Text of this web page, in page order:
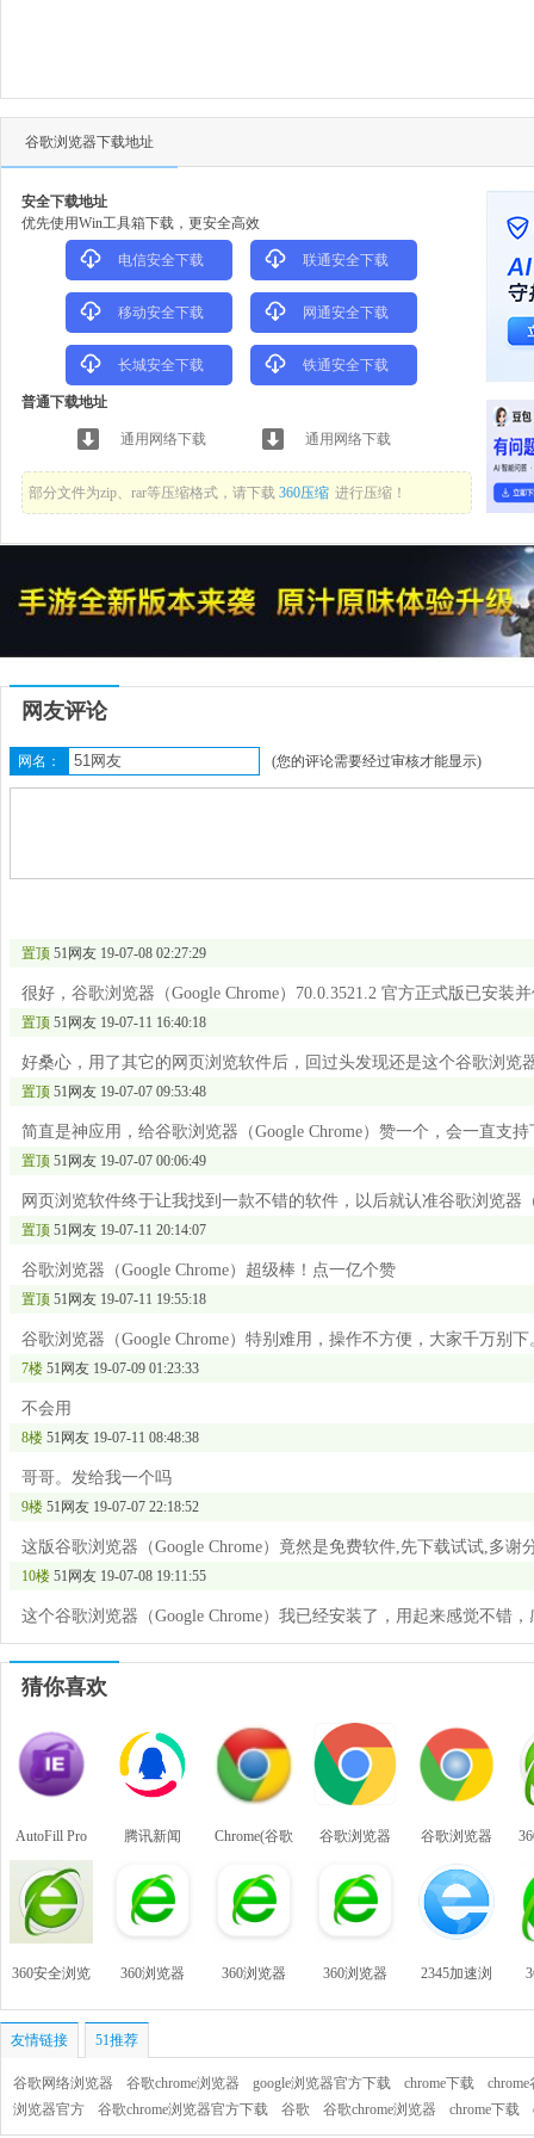
谷歌浏览器下载地址
安全下载地址
优先使用Win工具箱下载，更安全高效
电信安全下载 联通安全下载
移动安全下载 网通安全下载
长城安全下载 铁通安全下载
普通下载地址
通用网络下载 通用网络下载
部分文件为zip、rar等压缩格式，请下载 360压缩 进行压缩！
网友评论
网名： (您的评论需要经过审核才能显示)
置顶 51网友 19-07-08 02:27:29
很好，谷歌浏览器（Google Chrome）70.0.3521.2 官方正式版已安装
置顶 51网友 19-07-11 16:40:18
好桑心，用了其它的网页浏览软件后，回过头发现还是这个谷歌浏览
置顶 51网友 19-07-07 09:53:48
简直是神应用，给谷歌浏览器（Google Chrome）赞一个，会一直支
置顶 51网友 19-07-07 00:06:49
网页浏览软件终于让我找到一款不错的软件，以后就认准谷歌浏览器
置顶 51网友 19-07-11 20:14:07
谷歌浏览器（Google Chrome）超级棒！点一亿个赞
置顶 51网友 19-07-11 19:55:18
谷歌浏览器（Google Chrome）特别难用，操作不方便，大家千万别下
7楼 51网友 19-07-09 01:23:33
不会用
8楼 51网友 19-07-11 08:48:38
哥哥。发给我一个吗
9楼 51网友 19-07-07 22:18:52
这版谷歌浏览器（Google Chrome）竟然是免费软件,先下载试试,多谢
10楼 51网友 19-07-08 19:11:55
这个谷歌浏览器（Google Chrome）我已经安装了，用起来感觉不错
猜你喜欢
AutoFill Pro
网页填表工
具
腾讯新闻 Chrome(谷歌
浏览器)64位
谷歌浏览器
(Google
谷歌浏览器
Google
Chrome
360安全浏览
器
360浏览器 360浏览器 360浏览器 2345加速浏
友情链接 51推荐
谷歌网络浏览器 谷歌chrome浏览器 google浏览器官方下载 chrome下载
浏览器官方
谷歌chrome浏览器官方下载 谷歌 谷歌chrome浏览器 chrome下载